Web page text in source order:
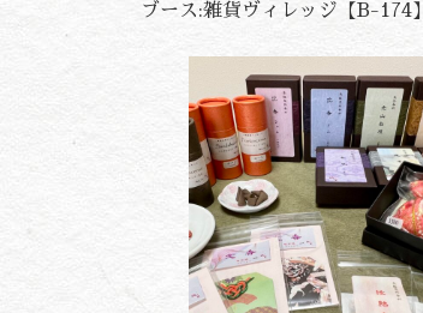
ブース:雑貨ヴィレッジ【B-174】